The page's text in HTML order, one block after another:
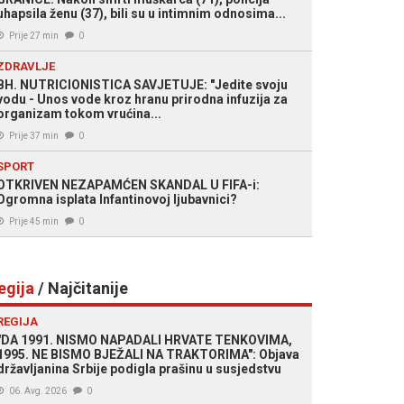
ženu (37), bili su u intimnim odnosima...
Prije 27 min 0
NUTRICIONISTICA SAVJETUJE: "Jedite svoju
- Unos vode kroz hranu prirodna infuzija za
tokom vrućina...
Prije 37 min 0
NEZAPAMĆEN SKANDAL U FIFA-i:
isplata Infantino­voj ljubavnici?
Prije 45 min 0
/ Najčitanije
1991. NISMO NAPADALI HRVATE TENKOVIMA,
NE BISMO BJEŽALI NA TRAKTORIMA": Objava
Srbije podigla prašinu u susjedstvu
06. Avg. 2026 0